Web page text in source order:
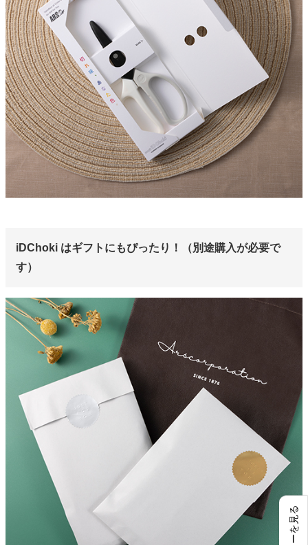
iDChoki はギフトにもぴったり！（別途購入が必要で
す）